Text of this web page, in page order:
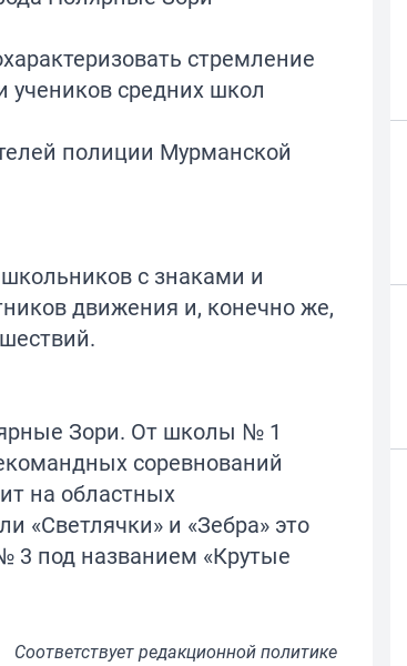
стремление
учеников средних школ
полиции Мурманской
с знаками и
движения и, конечно же,
Зори. От школы № 1
соревнований
на областных
«Светлячки» и «Зебра» это
под названием «Крутые
Соответствуетредакционной политике